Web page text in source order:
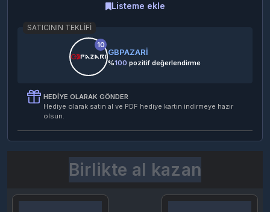
Listeme ekle
SATICININ TEKLIFI
10
GBPAZARİ
%100 pozitif değerlendirme
HEDIYE OLARAK GÖNDER
Hediye olarak satın al ve PDF hediye kartın indirmeye hazır
olsun.
Birlikte al kazan